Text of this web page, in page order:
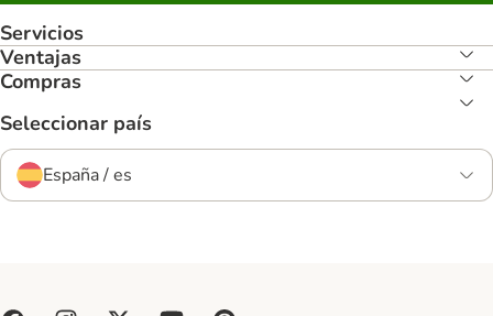
Servicios
Ventajas
Compras
Seleccionar país
España / es